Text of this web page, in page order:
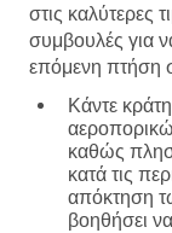
στις καλύτερες
συμβουλές για
επόμενη πτήση
Κάντε
καθώς
κατά τις
απόκτηση
βοηθήσει